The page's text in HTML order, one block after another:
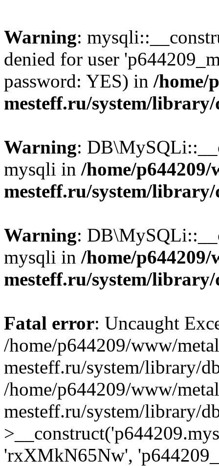
Warning:
denied for user
password: YES) in /home/
mesteff.ru/system/
Warning:
mysqli in /home/
mesteff.ru/system/
Warning:
mysqli in /home/
mesteff.ru/system/
Fatal error: Uncaught
/home/p644209/www/
mesteff.ru/system/library/
/home/p644209/www/
mesteff.ru/system/library/
'rxXMkN65Nw',